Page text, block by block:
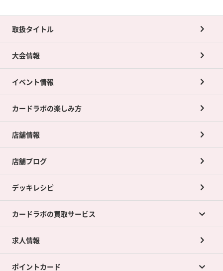
取扱タイトル
大会情報
イベント情報
カードラボの楽しみ方
店舗情報
店舗ブログ
デッキレシピ
カードラボの買取サービス
カードラボの買取サービスTOP
店舗買取について
求人情報
ポイントカード